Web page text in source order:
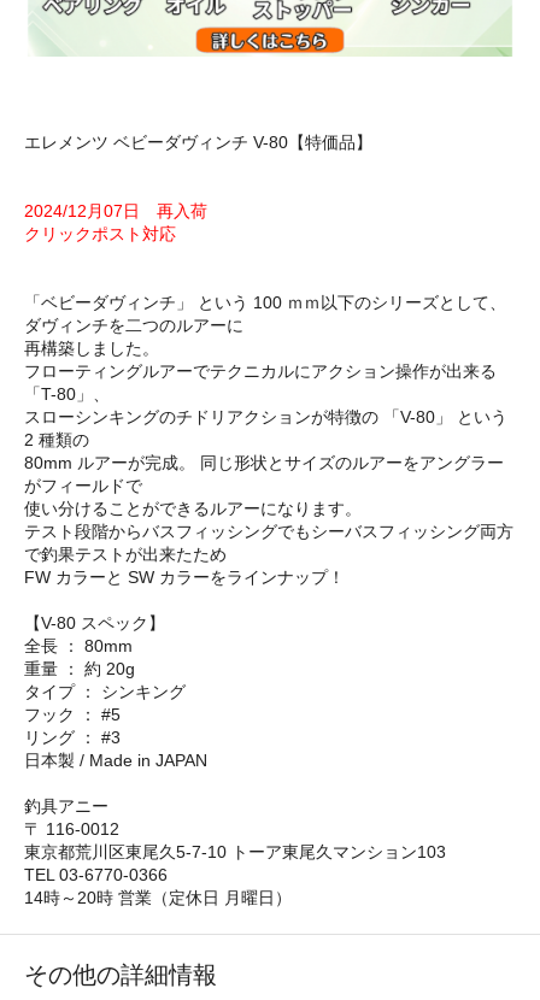
エレメンツ ベビーダヴィンチ V-80【特価品】
2024/12月07日 再入荷
クリックポスト対応
「ベビーダヴィンチ」 という 100 ｍｍ以下のシリーズとして、
ダヴィンチを二つのルアーに
再構築しました。
フローティングルアーでテクニカルにアクション操作が出来る
「T-80」、
スローシンキングのチドリアクションが特徴の 「V-80」 という
2 種類の
80mm ルアーが完成。 同じ形状とサイズのルアーをアングラー
がフィールドで
使い分けることができるルアーになります。
テスト段階からバスフィッシングでもシーバスフィッシング両方
で釣果テストが出来たため
FW カラーと SW カラーをラインナップ！
【V-80 スペック】
全長 ： 80mm
重量 ： 約 20g
タイプ ： シンキング
フック ： #5
リング ： #3
日本製 / Made in JAPAN
釣具アニー
〒 116-0012
東京都荒川区東尾久5-7-10 トーア東尾久マンション103
TEL 03-6770-0366
14時～20時 営業（定休日 月曜日）
その他の詳細情報